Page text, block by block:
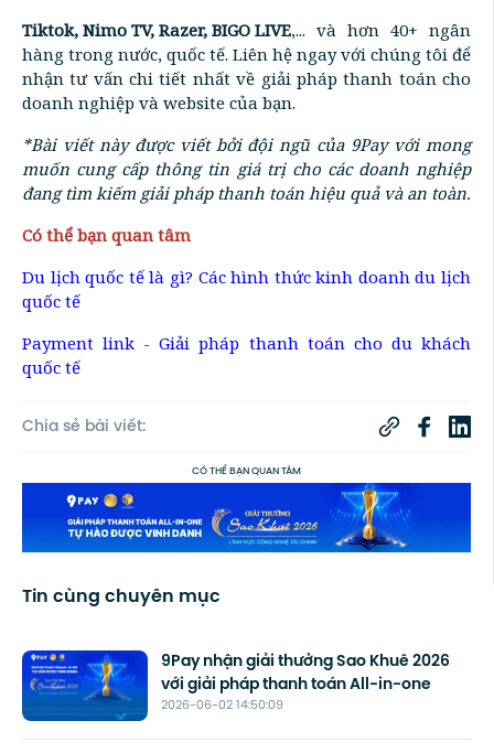
Tiktok, Nimo TV, Razer, BIGO LIVE,... và hơn 40+ ngân
hàng trong nước, quốc tế. Liên hệ ngay với chúng tôi để
nhận tư vấn chi tiết nhất về giải pháp thanh toán cho
doanh nghiệp và website của bạn.
*Bài viết này được viết bởi đội ngũ của 9Pay với mong
muốn cung cấp thông tin giá trị cho các doanh nghiệp
đang tìm kiếm giải pháp thanh toán hiệu quả và an toàn.
Có thể bạn quan tâm
Du lịch quốc tế là gì? Các hình thức kinh doanh du lịch
quốc tế
Payment link - Giải pháp thanh toán cho du khách
quốc tế
Chia sẻ bài viết:
CÓ THỂ BẠN QUAN TÂM
Tin cùng chuyên mục
2026-06-02 14:50:09
9Pay nhận giải thưởng Sao Khuê 2026
với giải pháp thanh toán All-in-one